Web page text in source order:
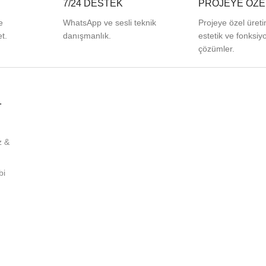
7/24 DESTEK
WhatsApp ve sesli teknik
danışmanlık.
PROJEYE
Projeye özel
estetik ve
çözümler.
&